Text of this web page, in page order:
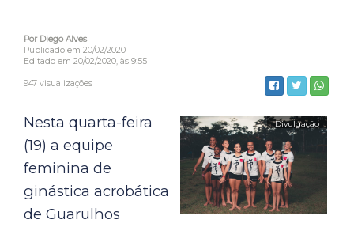
Por Diego Alves
Publicado em 20/02/2020
Editado em 20/02/2020, às 9:55
947 visualizações
Nesta quarta-feira
(19) a equipe
feminina de
ginástica acrobática
de Guarulhos